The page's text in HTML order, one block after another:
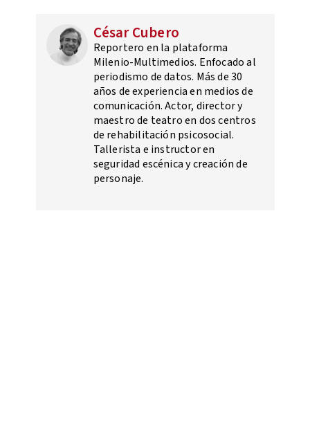
César Cubero
Reportero en la plataforma
Milenio-Multimedios. Enfocado al
periodismo de datos. Más de 30
años de experiencia en medios de
comunicación. Actor, director y
maestro de teatro en dos centros
de rehabilitación psicosocial.
Tallerista e instructor en
seguridad escénica y creación de
personaje.